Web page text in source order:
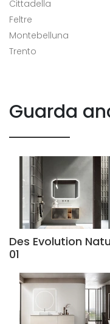
Cittadella
Feltre
Montebelluna
Trento
Guarda
Des Evolution
01